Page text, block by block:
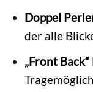
Doppel
der alle
„Front